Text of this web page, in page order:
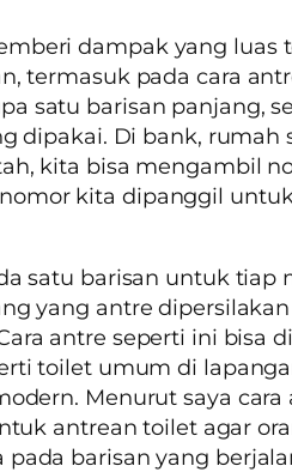
dampak yang luas
termasuk pada cara
satu barisan panjang,
dipakai. Di bank, rumah
kita bisa mengambil
kita dipanggil
satu barisan untuk tiap
yang antre
antre seperti ini bisa
toilet umum di
Menurut saya cara
antrean toilet agar
barisan yang